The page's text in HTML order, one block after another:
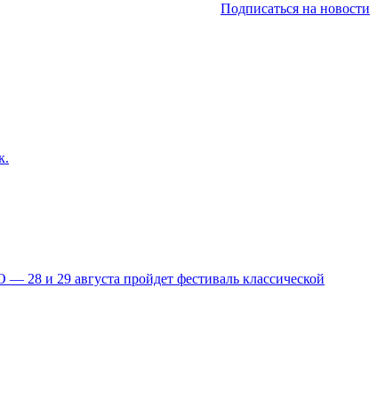
Подписаться на новости
и 29 августа пройдет фестиваль классической